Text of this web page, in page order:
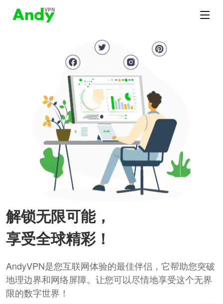
解锁无限可能，
享受全球精彩！
AndyVPN是您互联网体验的最佳伴侣，它帮助您突破
地理边界和网络屏障。让您可以尽情地享受这个无界
限的数字世界！